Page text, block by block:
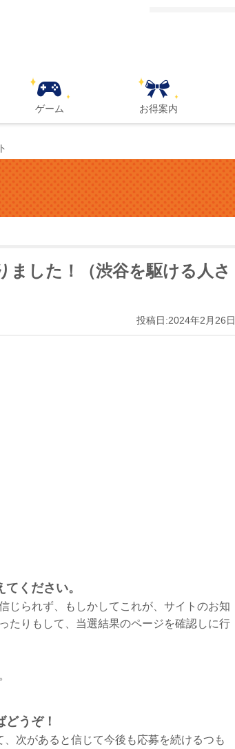
ゲーム お得案内
ました！（渋谷を駆ける人さ
投稿日:2024年2月26日
ください。
じられず、もしかしてこれが、サイトのお知
たりもして、当選結果のページを確認しに行
うぞ！
次があると信じて今後も応募を続けるつも